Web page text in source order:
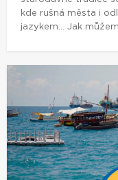
kde rušná města i
jazykem... Jak